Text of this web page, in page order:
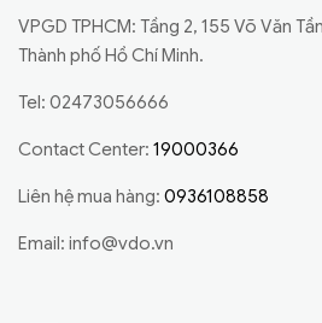
VPGD TPHCM: Tầng 2, 155 Võ Văn
Thành phố Hồ Chí Minh.
Tel: 02473056666
Contact Center: 19000366
Liên hệ mua hàng: 0936108858
Email: info@vdo.vn